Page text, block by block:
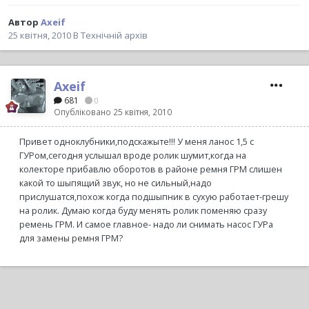
Автор Axeif
25 квітня, 2010 В Технічній архів
Axeif
681 0
Опубліковано 25 квітня, 2010
Привет одноклубники,подскажыте!!! У меня ланос 1,5 с
ГУРом,сегодня услышал вроде ролик шумит,когда на
колекторе прибавлю оборотов в районе ремня ГРМ слишен
какой то шыпящий звук, но не сильный,надо
прислушатся,похож когда подшыпник в сухую работает-грешу
на ролик. Думаю когда буду менять ролик поменяю сразу
ремень ГРМ. И самое главное- надо ли снимать насос ГУРа
для замены ремня ГРМ?